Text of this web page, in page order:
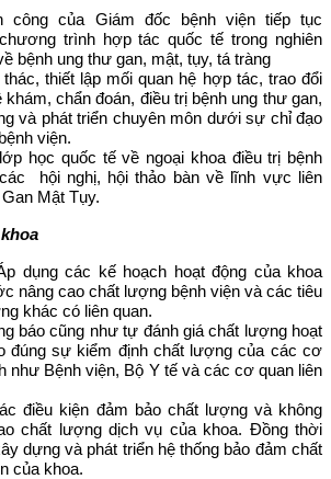
công của Giám đốc bệnh viện tiếp tục
trình hợp tác quốc tế trong nghiên
bệnh ung thư gan, mật, tụy, tá tràng
thiết lập mối quan hệ hợp tác, trao đổi
khám, chẩn đoán, điều trị bệnh ung thư gan,
và phát triển chuyên môn dưới sự chỉ đạo
viện.
học quốc tế về ngoại khoa điều trị bệnh
hội nghị, hội thảo bàn về lĩnh vực liên
Mật Tụy.
dụng các kế hoạch hoạt động của khoa
nâng cao chất lượng bệnh viện và các tiêu
khác có liên quan.
báo cũng như tự đánh giá chất lượng hoạt
đúng sự kiểm định chất lượng của các cơ
như Bệnh viện, Bộ Y tế và các cơ quan liên
điều kiện đảm bảo chất lượng và không
chất lượng dịch vụ của khoa. Đồng thời
dựng và phát triển hệ thống bảo đảm chất
của khoa.